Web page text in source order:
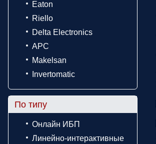
Eaton
Riello
Delta Electronics
APC
Makelsan
Invertomatic
По типу
Онлайн ИБП
Линейно-интерактивные